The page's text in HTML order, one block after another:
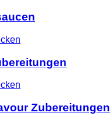
Zubereitungen